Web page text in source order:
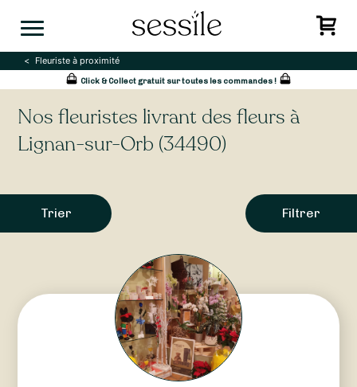
Fleuriste à proximité
Click & Collect gratuit sur toutes les commandes !
Nos fleuristes livrant des fleurs à
Lignan-sur-Orb (34490)
Trier Filtrer